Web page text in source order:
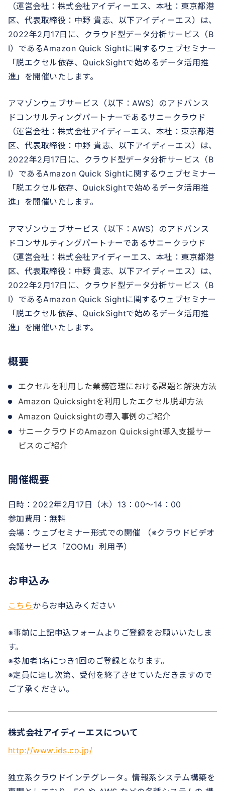
（運営会社：株式会社アイディーエス、本社：東京都港
区、代表取締役：中野 貴志、以下アイディーエス）は、
2022年2月17日に、クラウド型データ分析サービス（B
I）であるAmazon Quick Sightに関するウェブセミナー
「脱エクセル依存、QuickSightで始めるデータ活用推
進」を開催いたします。
アマゾンウェブサービス（以下：AWS）のアドバンス
ドコンサルティングパートナーであるサニークラウド
（運営会社：株式会社アイディーエス、本社：東京都港
区、代表取締役：中野 貴志、以下アイディーエス）は、
2022年2月17日に、クラウド型データ分析サービス（B
I）であるAmazon Quick Sightに関するウェブセミナー
「脱エクセル依存、QuickSightで始めるデータ活用推
進」を開催いたします。
アマゾンウェブサービス（以下：AWS）のアドバンス
ドコンサルティングパートナーであるサニークラウド
（運営会社：株式会社アイディーエス、本社：東京都港
区、代表取締役：中野 貴志、以下アイディーエス）は、
2022年2月17日に、クラウド型データ分析サービス（B
I）であるAmazon Quick Sightに関するウェブセミナー
「脱エクセル依存、QuickSightで始めるデータ活用推
進」を開催いたします。
概要
エクセルを利用した業務管理における課題と解決方法
Amazon Quicksightを利用したエクセル脱却方法
Amazon Quicksightの導入事例のご紹介
サニークラウドのAmazon Quicksight導入支援サー
ビスのご紹介
開催概要
日時：2022年2月17日（木）13：00～14：00
参加費用：無料
会場：ウェブセミナー形式での開催 （※クラウドビデオ
会議サービス「ZOOM」利用予）
お申込み
こちらからお申込みください
※事前に上記申込フォームよりご登録をお願いいたしま
す。
※参加者1名につき1回のご登録となります。
※定員に達し次第、受付を終了させていただきますので
ご了承ください。
株式会社アイディーエスについて
http://www.ids.co.jp/
独立系クラウドインテグレータ。情報系システム構築を